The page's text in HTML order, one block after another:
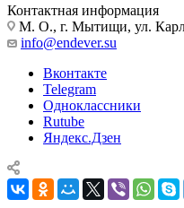
Контактная информация
М. О., г. Мытищи, ул.
info@endever.su
Вконтакте
Telegram
Одноклассники
Rutube
Яндекс.Дзен